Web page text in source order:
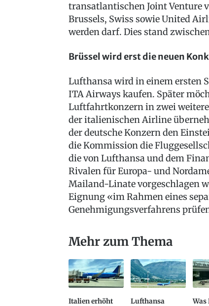
transatlantischen Joint Venture
Brussels, Swiss sowie United
werden darf. Dies stand
Brüssel wird erst die neuen
Lufthansa wird in einem ersten
ITA Airways kaufen. Später
Luftfahrtkonzern in zwei
der italienischen Airline
der deutsche Konzern den
die Kommission die
die von Lufthansa und dem
Rivalen für Europa- und
Mailand-Linate vorgeschlagen
Eignung «im Rahmen eines
Genehmigungsverfahrens
Mehr zum Thema
Italien erhöht
Lufthansa